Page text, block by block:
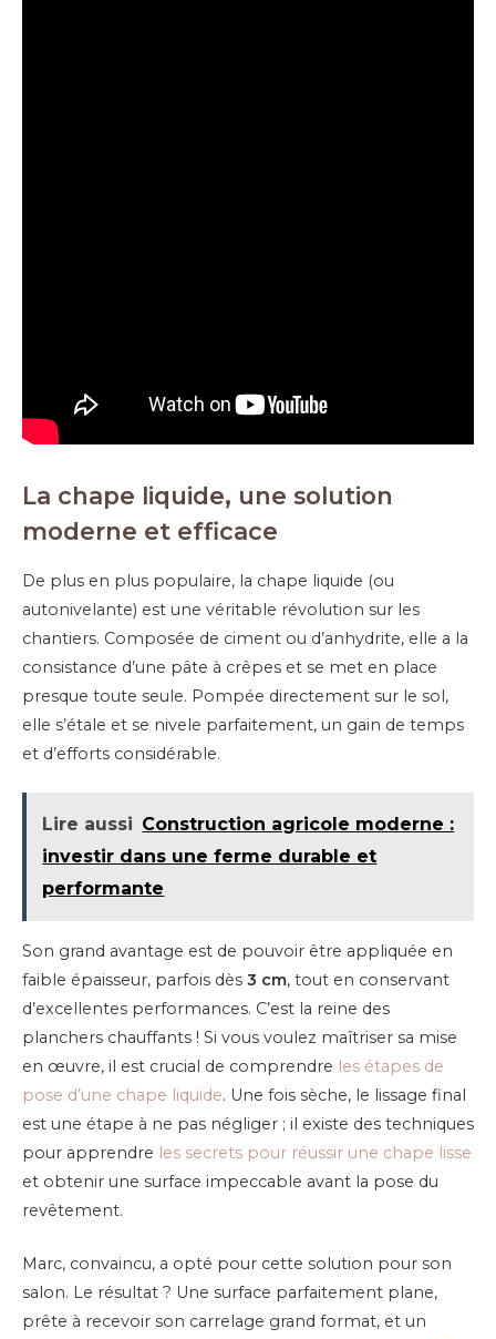
La chape liquide, une solution
moderne et efficace
De plus en plus populaire, la chape liquide (ou
autonivelante) est une véritable révolution sur les
chantiers. Composée de ciment ou d’anhydrite, elle a la
consistance d’une pâte à crêpes et se met en place
presque toute seule. Pompée directement sur le sol,
elle s’étale et se nivele parfaitement, un gain de temps
et d’efforts considérable.
Lire aussi Construction agricole moderne :
investir dans une ferme durable et
performante
Son grand avantage est de pouvoir être appliquée en
faible épaisseur, parfois dès 3 cm, tout en conservant
d’excellentes performances. C’est la reine des
planchers chauffants ! Si vous voulez maîtriser sa mise
en œuvre, il est crucial de comprendre les étapes de
pose d’une chape liquide. Une fois sèche, le lissage final
est une étape à ne pas négliger ; il existe des techniques
pour apprendre les secrets pour réussir une chape lisse
et obtenir une surface impeccable avant la pose du
revêtement.
Marc, convaincu, a opté pour cette solution pour son
salon. Le résultat ? Une surface parfaitement plane,
prête à recevoir son carrelage grand format, et un